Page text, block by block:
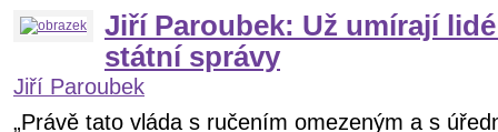
Jiří Paroubek: Už umírají
státní správy
Jiří Paroubek
„Právě tato vláda s ručením omezeným a s